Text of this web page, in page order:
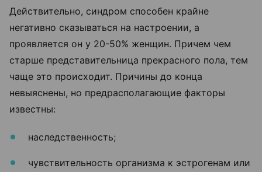
Действительно, синдром способен крайне
негативно сказываться на настроении, а
проявляется он у 20-50% женщин. Причем чем
старше представительница прекрасного пола, тем
чаще это происходит. Причины до конца
невыяснены, но предрасполагающие факторы
известны:
наследственность;
чувствительность организма к эстрогенам или